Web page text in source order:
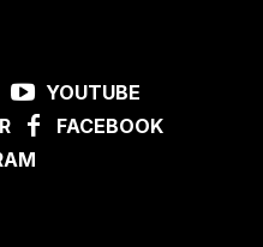
YOUTUBE
FACEBOOK